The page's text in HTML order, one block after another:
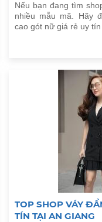
Nếu bạn đang tìm
nhiều mẫu mã. Hãy
cao gót nữ giá rẻ uy
TOP SHOP VÁY
TÍN TẠI AN GIANG